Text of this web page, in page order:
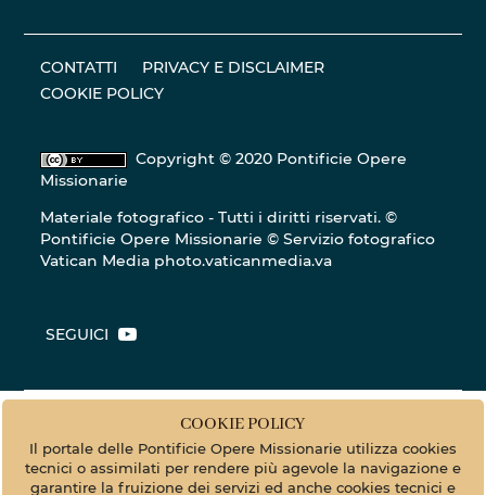
CONTATTI
PRIVACY E DISCLAIMER
COOKIE POLICY
Copyright © 2020 Pontificie Opere
Missionarie
Materiale fotografico - Tutti i diritti riservati. ©
Pontificie Opere Missionarie © Servizio fotografico
Vatican Media photo.vaticanmedia.va
SEGUICI
COOKIE POLICY
Il portale delle Pontificie Opere Missionarie utilizza cookies
tecnici o assimilati per rendere più agevole la navigazione e
garantire la fruizione dei servizi ed anche cookies tecnici e